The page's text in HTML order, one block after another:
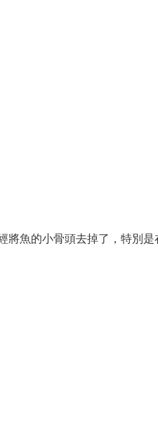
將魚的小骨頭去掉了，特別是